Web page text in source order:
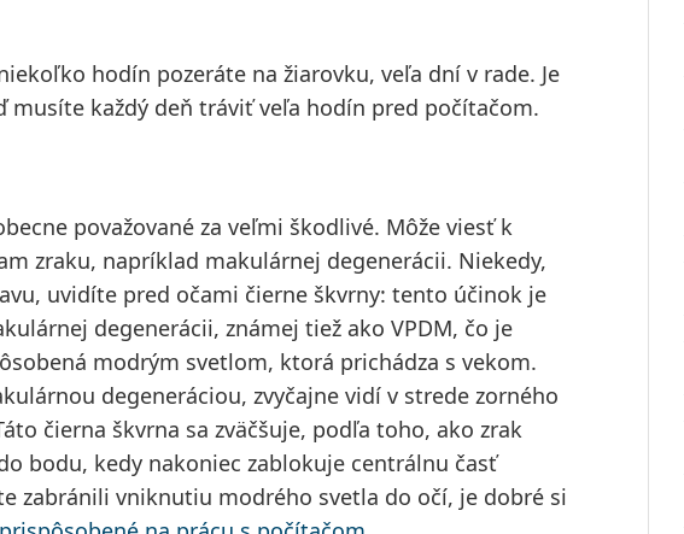
hodín pozeráte na žiarovku, veľa dní v rade. Je
musíte každý deň tráviť veľa hodín pred počítačom.
považované za veľmi škodlivé. Môže viesť k
zraku, napríklad makulárnej degenerácii. Niekedy,
uvidíte pred očami čierne škvrny: tento účinok je
degenerácii, známej tiež ako VPDM, čo je
modrým svetlom, ktorá prichádza s vekom.
degeneráciou, zvyčajne vidí v strede zorného
čierna škvrna sa zväčšuje, podľa toho, ako zrak
bodu, kedy nakoniec zablokuje centrálnu časť
zabránili vniknutiu modrého svetla do očí, je dobré si